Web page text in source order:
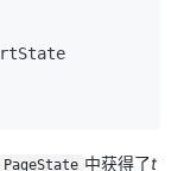
PageState 中获得了t